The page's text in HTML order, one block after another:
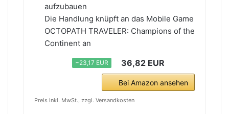
aufzubauen
Die Handlung knüpft an das Mobile Game
OCTOPATH TRAVELER: Champions of the
Continent an
−23,17 EUR 36,82 EUR
Bei Amazon ansehen
Preis inkl. MwSt., zzgl. Versandkosten